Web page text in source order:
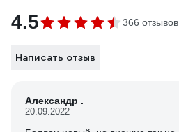
4.5 366 отзывов
Написать отзыв
Александр .
20.09.2022